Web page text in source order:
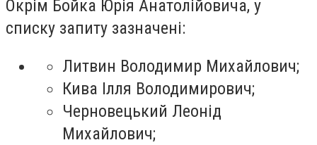
Окрім Бойка Юрія Анатолійовича, у
списку запиту зазначені:
Литвин Володимир Михайлович;
Кива Ілля Володимирович;
Черновецький Леонід
Михайлович;